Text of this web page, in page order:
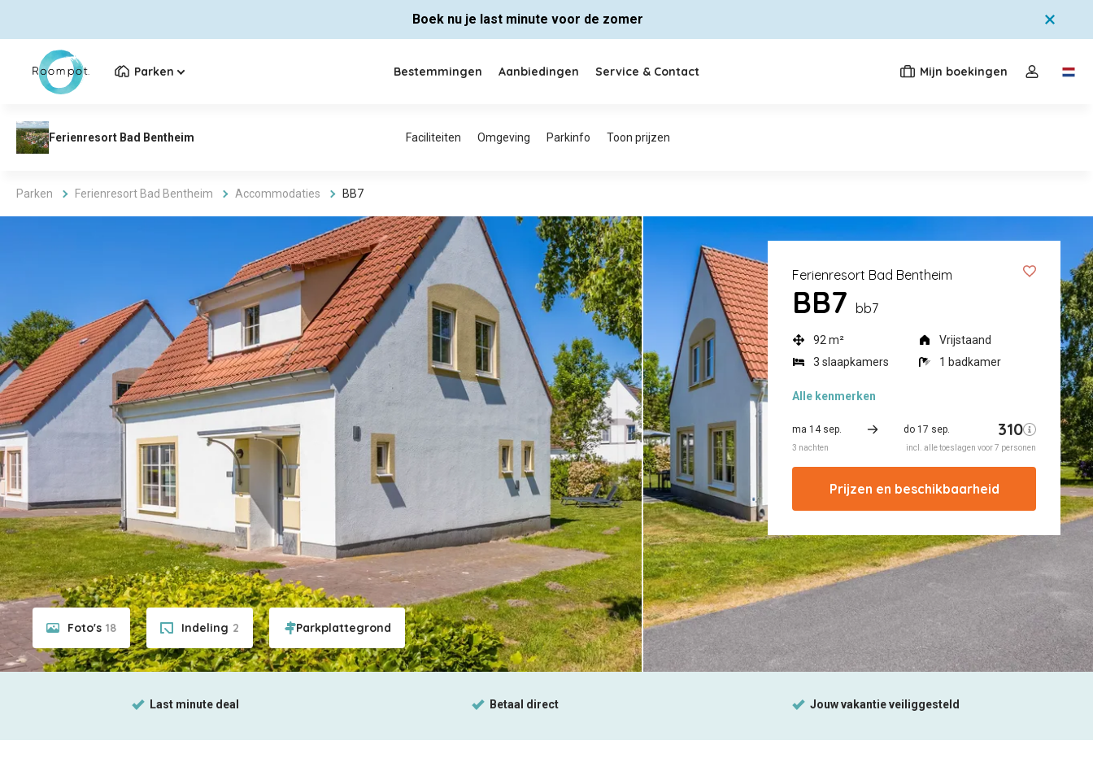
Boek nu je last minute voor de zomer
Parken Bestemmingen Aanbiedingen Service & Contact Mijn boekingen
Open de
Parken Ferienresort Bad Bentheim Accommodaties BB7
Foto's 18 Indeling 2
Ferienresort Bad Bentheim
BB7 bb7
92 m²
Vrijstaand
3 slaapkamers
1 badkamer
Alle kenmerken
Prijzen en beschikbaarheid